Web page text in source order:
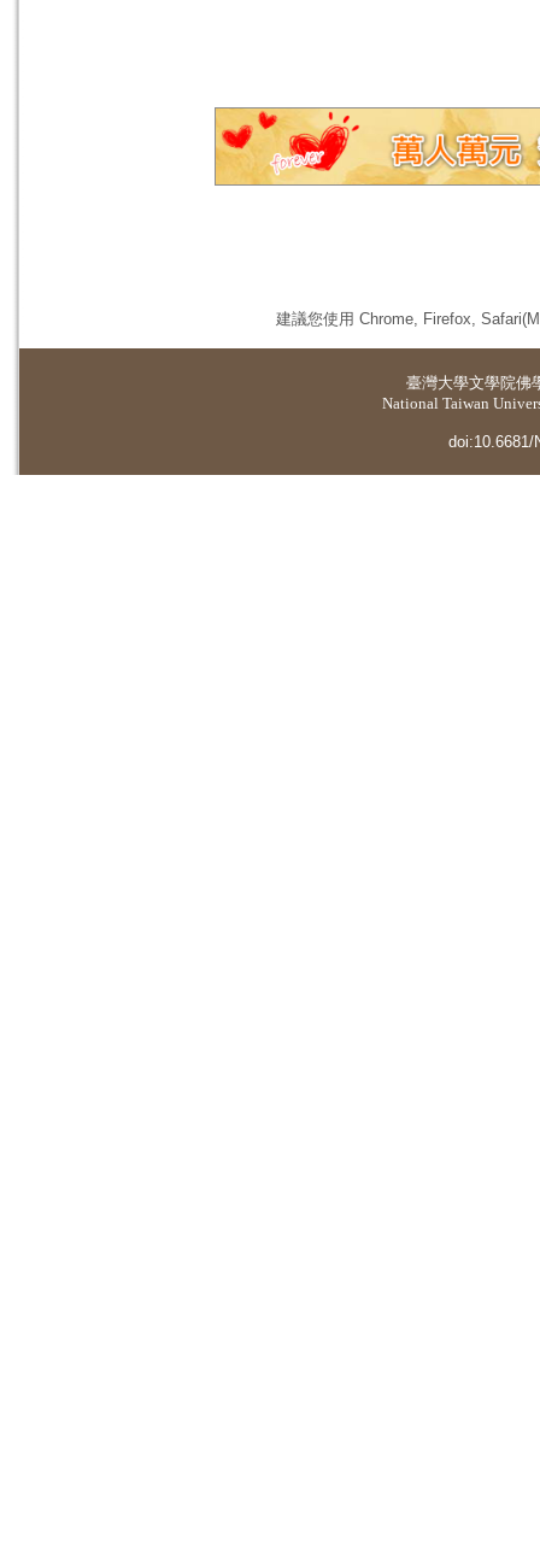
建議您使用 Chrome, Firefox,
臺灣大學文學院佛
National Taiwan
doi:10.6681/